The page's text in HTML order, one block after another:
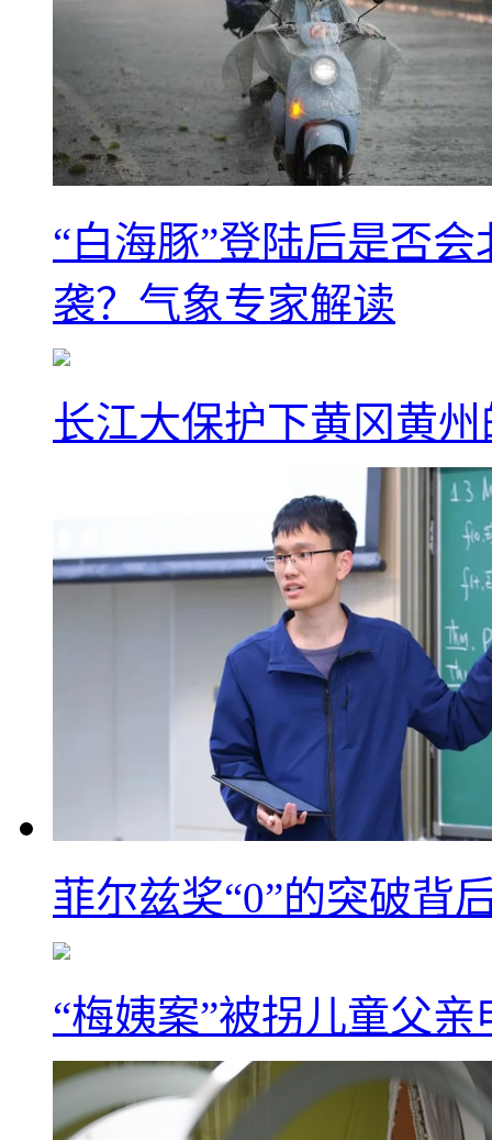
“白海豚”登陆后是否
袭？气象专家解读
长江大保护下黄冈黄
菲尔兹奖“0”的突破背
“梅姨案”被拐儿童父